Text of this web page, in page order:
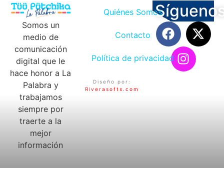
Somos un
medio de
comunicación
digital que le
hace honor a La
Palabra y
trabajamos
siempre por
traerte a la
mejor
información
Quiénes Somos
Contacto
Política de privacidad
Diseño por:
Riverasofts.com